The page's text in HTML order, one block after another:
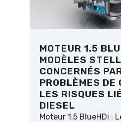
MOTEUR 1.5
MODÈLES
CONCERNÉS
PROBLÈMES DE
LES RISQUES
DIESEL
Moteur 1.5 BlueHDi :